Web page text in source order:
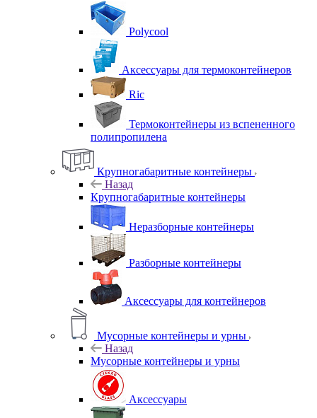
Polycool
Аксессуары для термоконтейнеров
Ric
Термоконтейнеры из вспененного
полипропилена
Крупногабаритные контейнеры
Назад
Крупногабаритные контейнеры
Неразборные контейнеры
Разборные контейнеры
Аксессуары для контейнеров
Мусорные контейнеры и урны
Назад
Мусорные контейнеры и урны
Аксессуары